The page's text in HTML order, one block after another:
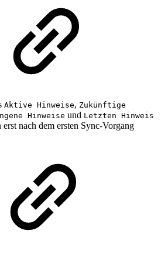
Aktive Hinweise, Zukünftige
Hinweise und Letzten Hinweis
erst nach dem ersten Sync-Vorgang